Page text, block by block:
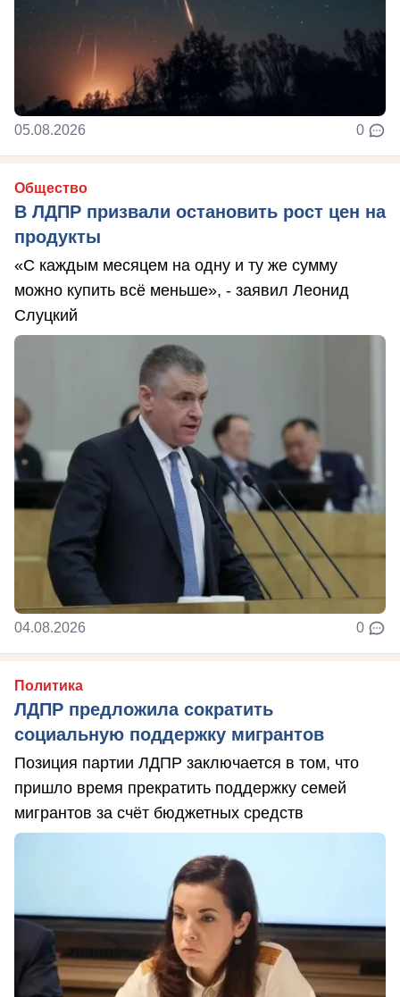
05.08.2026 0
Общество
В ЛДПР призвали остановить рост цен на
продукты
«С каждым месяцем на одну и ту же сумму
можно купить всё меньше», - заявил Леонид
Слуцкий
04.08.2026 0
Политика
ЛДПР предложила сократить
социальную поддержку мигрантов
Позиция партии ЛДПР заключается в том, что
пришло время прекратить поддержку семей
мигрантов за счёт бюджетных средств